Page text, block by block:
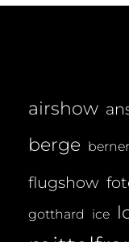
R
I
R
airshow
berge
flugshow
gotthard ice